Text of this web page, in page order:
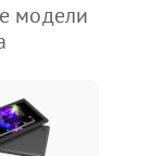
модели